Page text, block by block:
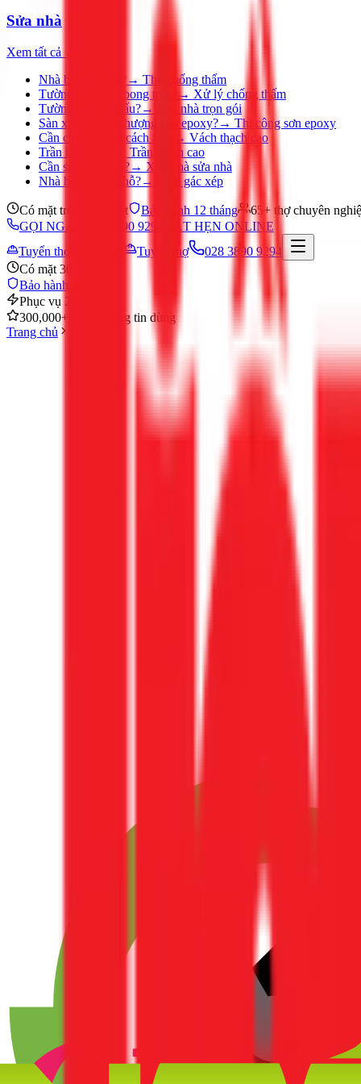
Sửa nhà
Xem tất cả →
Nhà bị thấm dột?
→ Thợ chống thấm
Tường ẩm mốc, bong tróc?
→ Xử lý chống thấm
Tường nhà cũ, xấu?→
Sơn nhà trọn gói
Sàn xưởng, sân thượng cần epoxy?→ Thi công sơn epoxy
Cần chia phòng, cách âm?
→ Vách thạch cao
Trần bị ố, nứt?
Trần thạch cao
Cần sửa nhà gấp?→ Xây nhà sửa nhà
Nhà hẹp, thiếu chỗ?→ Làm gác xép
Có mặt trong 30 phút Bảo hành 12 tháng
65+ thợ chuyên
GỌI NGAY 028 3890 9294
ĐẶT HẸN ONLINE
Tuyển thợ
Tuyển thợ
028 3890 9294
Có mặt 30 phút
Bảo hành 12 tháng
Phục vụ 24/7
300,000+ khách hàng tin dùng
Trang chủ